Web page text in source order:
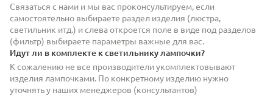
Связаться с нами и мы вас проконсультируем, если
самостоятельно выбираете раздел изделия (люстра,
светильник итд.) и слева откроется поле в виде под разделов
(фильтр) выбираете параметры важные для вас.
Идут ли в комплекте к светильнику лампочки?
К сожалению не все производители укомплектовывают
изделия лампочками. По конкретному изделию нужно
уточнять у наших менеджеров (консультантов)